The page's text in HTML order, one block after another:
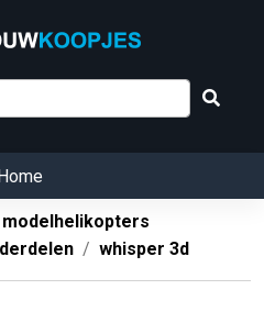
Home
whisper 3d